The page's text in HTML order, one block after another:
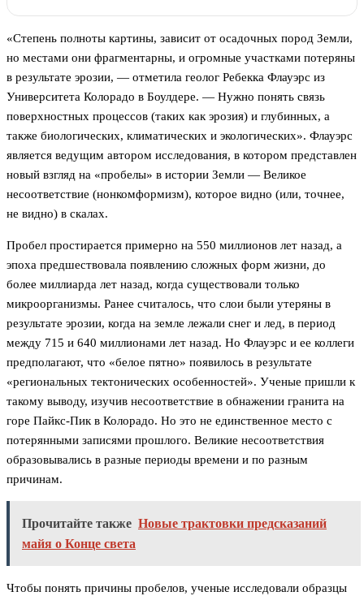
«Степень полноты картины, зависит от осадочных пород Земли,
но местами они фрагментарны, и огромные участками потеряны
в результате эрозии, — отметила геолог Ребекка Флауэрс из
Университета Колорадо в Боулдере. — Нужно понять связь
поверхностных процессов (таких как эрозия) и глубинных, а
также биологических, климатических и экологических». Флауэрс
является ведущим автором исследования, в котором представлен
новый взгляд на «пробелы» в истории Земли — Великое
несоответствие (нонкомформизм), которое видно (или, точнее,
не видно) в скалах.
Пробел простирается примерно на 550 миллионов лет назад, а
эпоха предшествовала появлению сложных форм жизни, до
более миллиарда лет назад, когда существовали только
микроорганизмы. Ранее считалось, что слои были утеряны в
результате эрозии, когда на земле лежали снег и лед, в период
между 715 и 640 миллионами лет назад. Но Флауэрс и ее коллеги
предполагают, что «белое пятно» появилось в результате
«региональных тектонических особенностей». Ученые пришли к
такому выводу, изучив несоответствие в обнажении гранита на
горе Пайкс-Пик в Колорадо. Но это не единственное место с
потерянными записями прошлого. Великие несоответствия
образовывались в разные периоды времени и по разным
причинам.
Прочитайте также Новые трактовки предсказаний
майя о Конце света
Чтобы понять причины пробелов, ученые исследовали образцы